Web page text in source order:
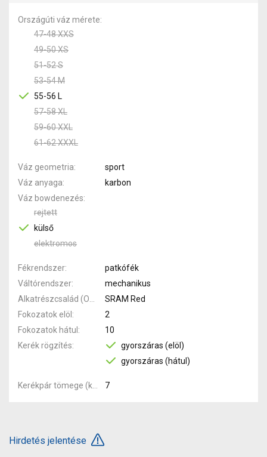
Országúti váz mérete
47-48 XXS
49-50 XS
51-52 S
53-54 M
55-56 L
57-58 XL
59-60 XXL
61-62 XXXL
Váz geometria
sport
Váz anyaga
karbon
Váz bowdenezés
rejtett
külső
elektromos
Fékrendszer
patkófék
Váltórendszer
mechanikus
SRAM Red
Fokozatok elöl
2
Fokozatok hátul
10
Kerék rögzítés
gyorszáras (elöl)
gyorszáras (hátul)
7
Hirdetés jelentése